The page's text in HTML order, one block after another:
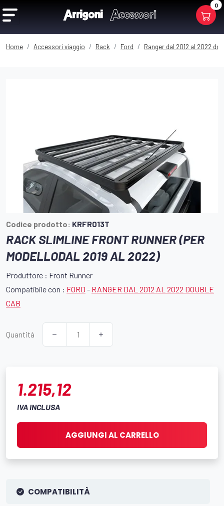
0
Home Accessori viaggio Rack Ford Ranger dal 2012 al 2022
Codice prodotto: KRFR013T
RACK SLIMLINE FRONT RUNNER (PER
MODELLODAL 2019 AL 2022)
Produttore : Front Runner
Compatibile con : FORD - RANGER DAL 2012 AL 2022 DOUBLE
CAB
Quantità
1.215,12
IVA INCLUSA
AGGIUNGI AL CARRELLO
COMPATIBILITÀ